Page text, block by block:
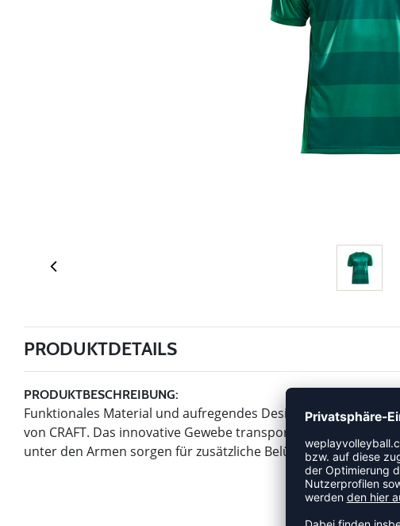
PRODUKTDETAILS
PRODUKTBESCHREIBUNG:
Funktionales Material und aufregendes Design. Mit diesen
von CRAFT. Das innovative Gewebe transportiert die
unter den Armen sorgen für zusätzliche Belüftung. Die